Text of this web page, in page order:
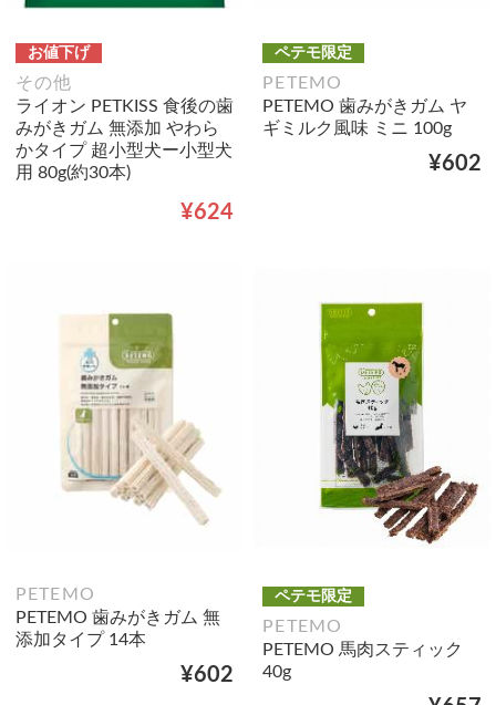
お値下げ
その他
ライオン PETKISS 食後の歯
みがきガム 無添加 やわら
かタイプ 超小型犬ー小型犬
用 80g(約30本)
¥624
ペテモ限定
PETEMO
PETEMO 歯みがきガム ヤ
ギミルク風味 ミニ 100g
¥602
PETEMO
PETEMO 歯みがきガム 無
添加タイプ 14本
¥602
ペテモ限定
PETEMO
PETEMO 馬肉スティック
40g